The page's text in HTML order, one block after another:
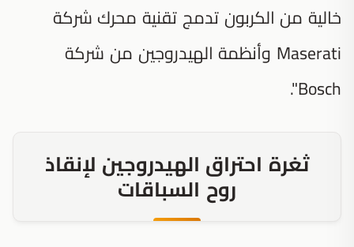
خالية من الكربون تدمج تقنية محرك شركة
Maserati وأنظمة الهيدروجين من شركة
Bosch".
ثغرة احتراق الهيدروجين لإنقاذ
روح السباقات